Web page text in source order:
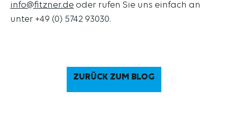
info@fitzner.de oder rufen Sie uns einfach an
unter +49 (0) 5742 93030.
ZURÜCK ZUM BLOG